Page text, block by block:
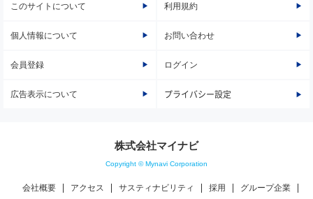
このサイトについて 利用規約
個人情報について お問い合わせ
会員登録 ログイン
広告表示について プライバシー設定
株式会社マイナビ
Copyright © Mynavi Corporation
会社概要 アクセス サスティナビリティ 採用 グループ企業